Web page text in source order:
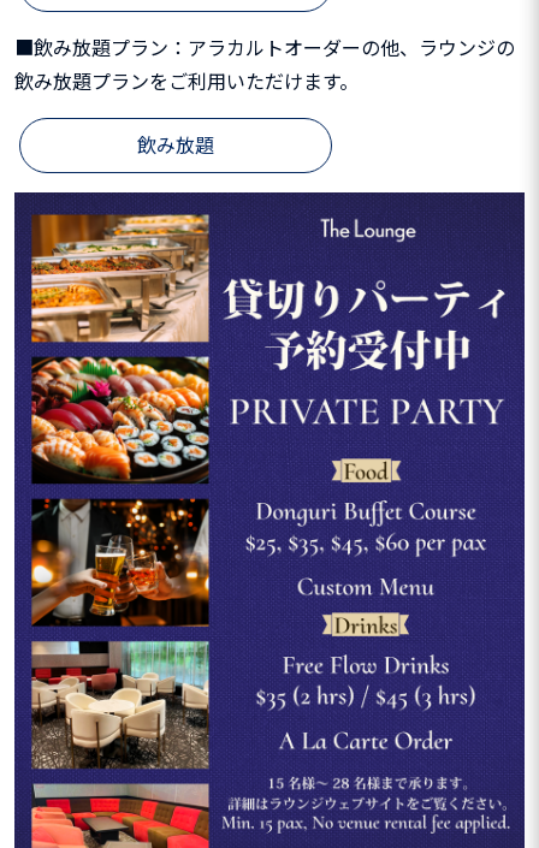
■飲み放題プラン：アラカルトオーダーの他、ラウンジの
飲み放題プランをご利用いただけます。
飲み放題